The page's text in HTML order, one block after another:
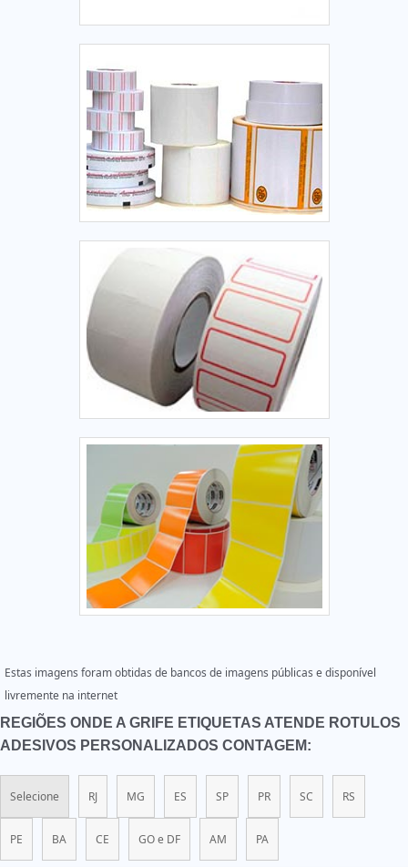
Estas imagens foram obtidas de bancos de imagens públicas e disponível
livremente na internet
REGIÕES ONDE A GRIFE ETIQUETAS ATENDE ROTULOS
ADESIVOS PERSONALIZADOS CONTAGEM:
Selecione RJ MG ES SP PR SC RS
PE BA CE GO e DF AM PA